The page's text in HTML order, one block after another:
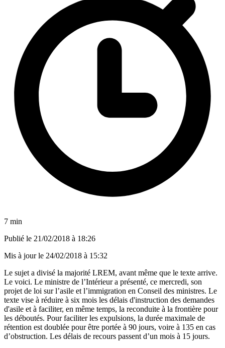
7 min
Publié le 21/02/2018 à 18:26
Mis à jour le 24/02/2018 à 15:32
Le sujet a divisé la majorité LREM, avant même que le texte arrive.
Le voici. Le ministre de l’Intérieur a présenté, ce mercredi, son
projet de loi sur l’asile et l’immigration en Conseil des ministres. Le
texte vise à réduire à six mois les délais d'instruction des demandes
d'asile et à faciliter, en même temps, la reconduite à la frontière pour
les déboutés. Pour faciliter les expulsions, la durée maximale de
rétention est doublée pour être portée à 90 jours, voire à 135 en cas
d’obstruction. Les délais de recours passent d’un mois à 15 jours.